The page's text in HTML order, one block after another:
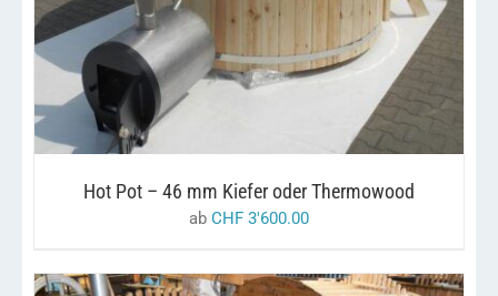
OPTIONEN
AUF
DER
PRODUKTSEITE
Hot Pot – 46 mm Kiefer oder Thermowood
ab CHF 3'600.00